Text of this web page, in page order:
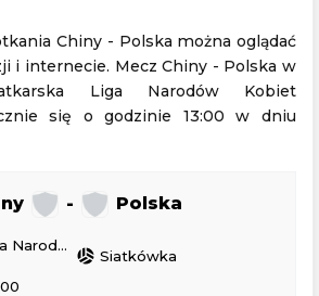
Chiny - Polska można oglądać
i internecie. Mecz Chiny - Polska w
Liga Narodów Kobiet
się o godzinie 13:00 w dniu
- Polska
(siatkarek)
sports_volleyball Siatkówka